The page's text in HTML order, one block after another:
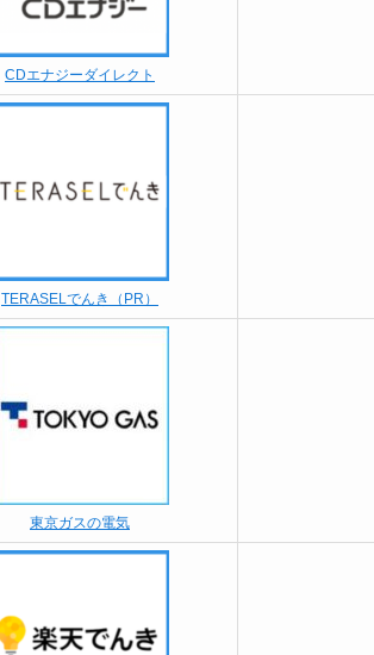
CDエナジーダイレクト
TERASELでんき（PR）
東京ガスの電気